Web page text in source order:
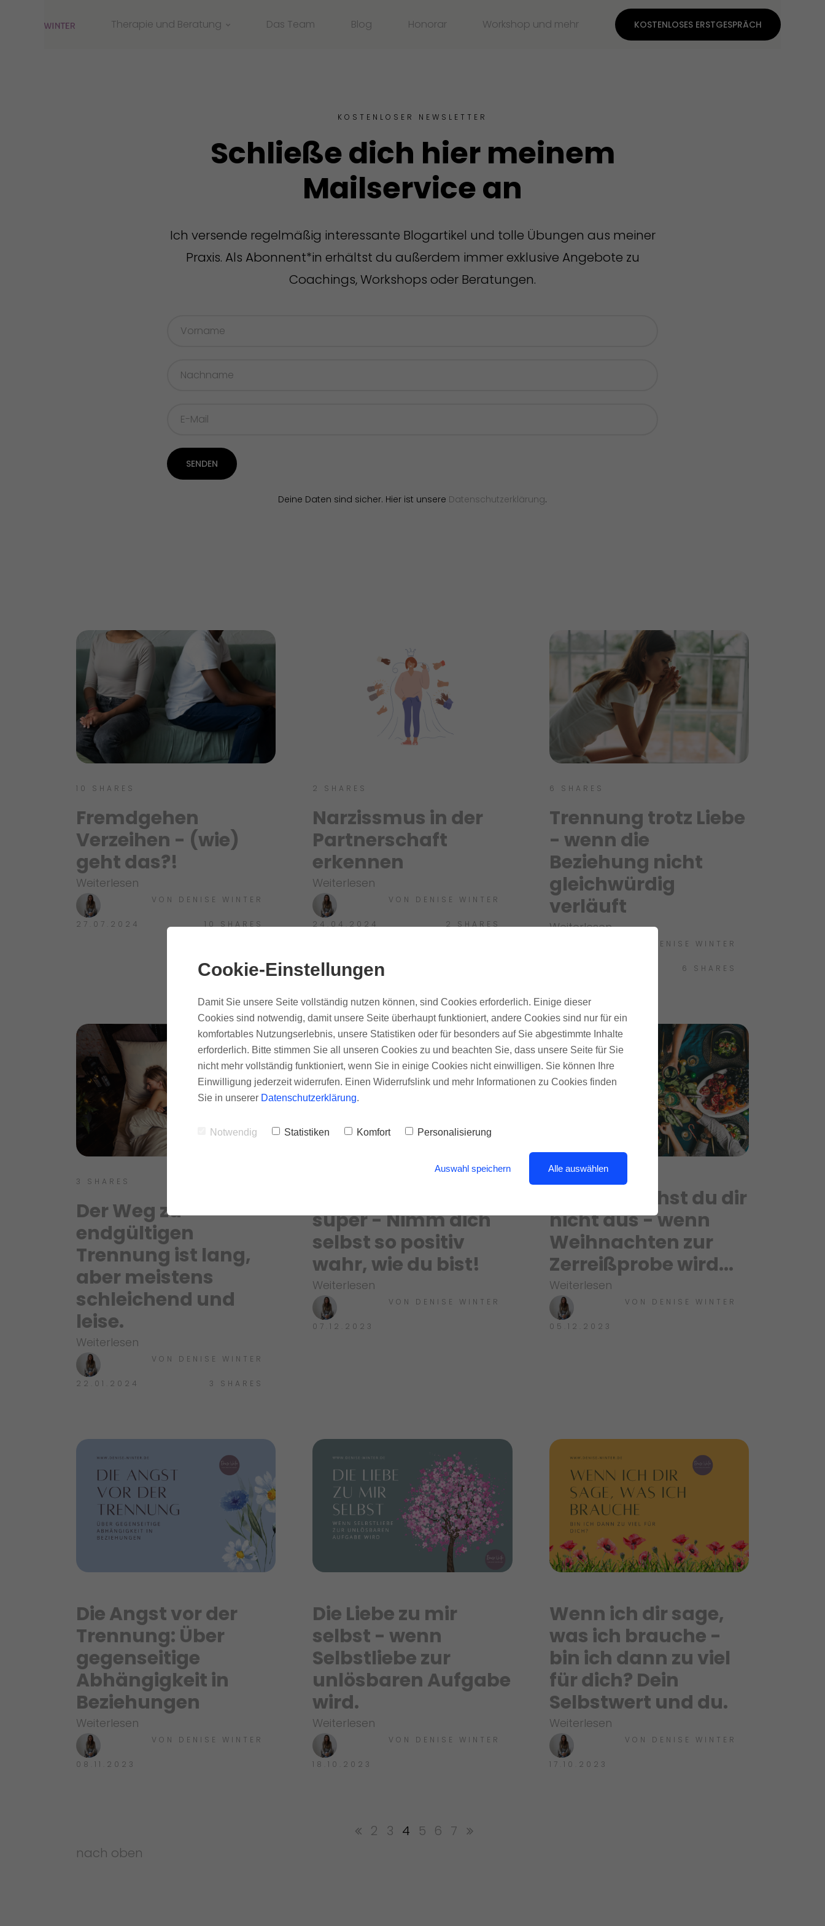
Therapie und Beratung Das Team Blog Honorar Workshop und mehr KOSTENLOSES ERSTGESPRÄCH
KOSTENLOSER NEWSLETTER
Schließe dich hier meinem
Mailservice an
Ich versende regelmäßig interessante Blogartikel und tolle Übungen aus meiner
Praxis. Als Abonnent*in erhältst du außerdem immer exklusive Angebote zu
Coachings, Workshops oder Beratungen.
SENDEN
Deine Daten sind sicher. Hier ist unsere Datenschutzerklärung.
10 SHARES
Fremdgehen
Verzeihen - (wie)
geht das?!
Weiterlesen
VON DENISE WINTER
27.07.2024 10 SHARES
2 SHARES
Narzissmus in der
Partnerschaft
erkennen
Weiterlesen
VON DENISE WINTER
24.04.2024 2 SHARES
6 SHARES
Trennung trotz Liebe
- wenn die
Beziehung nicht
gleichwürdig
verläuft
Weiterlesen
DENISE WINTER
6 SHARES
3 SHARES
Der Weg zu
endgültigen
Trennung ist lang,
aber meistens
schleichend und
leise.
Weiterlesen
VON DENISE WINTER
22.01.2024 3 SHARES
super - Nimm dich
selbst so positiv
wahr, wie du bist!
Weiterlesen
VON DENISE WINTER
07.12.2023
Familie suchst du dir
nicht aus - wenn
Weihnachten zur
Zerreißprobe wird...
Weiterlesen
VON DENISE WINTER
05.12.2023
Die Angst vor der
Trennung: Über
gegenseitige
Abhängigkeit in
Beziehungen
Weiterlesen
VON DENISE WINTER
08.11.2023
Die Liebe zu mir
selbst - wenn
Selbstliebe zur
unlösbaren Aufgabe
wird.
Weiterlesen
VON DENISE WINTER
18.10.2023
Wenn ich dir sage,
was ich brauche -
bin ich dann zu viel
für dich? Dein
Selbstwert und du.
Weiterlesen
VON DENISE WINTER
17.10.2023
2 3 4 5 6 7
nach oben
Cookie-Einstellungen
Damit Sie unsere Seite vollständig nutzen können, sind Cookies erforderlich. Einige dieser
Cookies sind notwendig, damit unsere Seite überhaupt funktioniert, andere Cookies sind nur für ein
komfortables Nutzungserlebnis, unsere Statistiken oder für besonders auf Sie abgestimmte Inhalte
erforderlich. Bitte stimmen Sie all unseren Cookies zu und beachten Sie, dass unsere Seite für Sie
nicht mehr vollständig funktioniert, wenn Sie in einige Cookies nicht einwilligen. Sie können Ihre
Einwilligung jederzeit widerrufen. Einen Widerrufslink und mehr Informationen zu Cookies finden
Sie in unserer Datenschutzerklärung.
Notwendig Statistiken Komfort Personalisierung
Auswahl speichern Alle auswählen